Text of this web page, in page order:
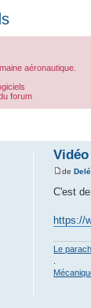
aéronautique.
forum
de
C'est
https://
Le